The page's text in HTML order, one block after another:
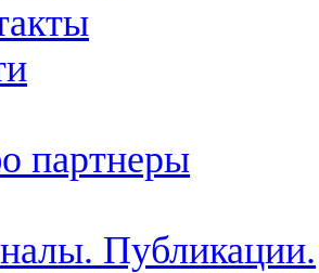
партнеры
Публикации.